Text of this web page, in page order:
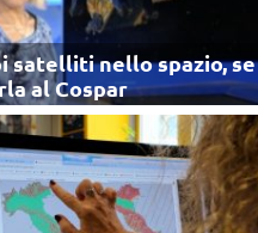
satelliti nello spazio, se
al Cospar